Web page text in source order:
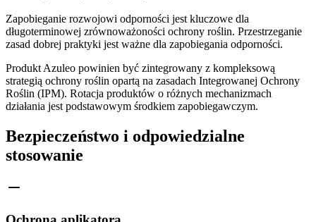
Zapobieganie rozwojowi odporności jest kluczowe dla
długoterminowej zrównoważoności ochrony roślin. Przestrzeganie
zasad dobrej praktyki jest ważne dla zapobiegania odporności.
Produkt Azuleo powinien być zintegrowany z kompleksową
strategią ochrony roślin opartą na zasadach Integrowanej Ochrony
Roślin (IPM). Rotacja produktów o różnych mechanizmach
działania jest podstawowym środkiem zapobiegawczym.
Bezpieczeństwo i odpowiedzialne
stosowanie